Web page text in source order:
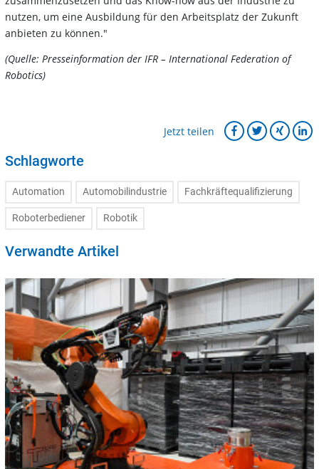
nutzen, um eine Ausbildung für den Arbeitsplatz der Zukunft
anbieten zu können."
(Quelle: Presseinformation der IFR – International Federation of
Robotics)
Jetzt teilen
Schlagworte
Automation Automobilindustrie Fachkräftequalifizierung
Roboterbediener Robotik
Verwandte Artikel